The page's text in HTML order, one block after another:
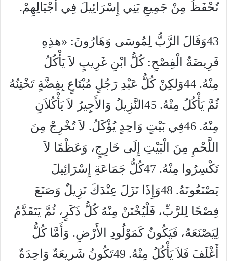
تُحْفَظُ مِنْ جَمِيعِ بَنِي إِسْرَائِيلَ فِي أَجْيَالِهِمْ.
43وَقَالَ الرَّبُّ لِمُوسَى وَهَارُونَ: «هذِهِ
فَرِيضَةُ الْفِصْحِ: كُلُّ ابْنِ غَرِيبٍ لاَ يَأْكُلُ
مِنْهُ. 44وَلكِنْ كُلُّ عَبْدِ رَجُلٍ مُبْتَاعٍ بِفِضَّةٍ تَخْتِنُهُ
ثُمَّ يَأْكُلُ مِنْهُ. 45النَّزِيلُ وَالأَجِيرُ لاَ يَأْكُلاَنِ
مِنْهُ. 46فِي بَيْتٍ وَاحِدٍ يُؤْكَلُ. لاَ تُخْرِجْ مِنَ
اللَّحْمِ مِنَ الْبَيْتِ إِلَى خَارِجٍ، وَعَظْمًا لاَ
تَكْسِرُوا مِنْهُ. 47كُلُّ جَمَاعَةِ إِسْرَائِيلَ
يَصْنَعُونَهُ. 48وَإِذَا نَزَلَ عِنْدَكَ نَزِيلٌ وَصَنَعَ
فِصْحًا لِلرَّبِّ، فَلْيُخْتَنْ مِنْهُ كُلُّ ذَكَرٍ، ثُمَّ يَتَقَدَّمُ
لِيَصْنَعَهُ، فَيَكُونُ كَمَوْلُودِ الأَرْضِ. وَأَمَّا كُلُّ
أَغْلَفَ فَلاَ يَأْكُلُ مِنْهُ. 49تَكُونُ شَرِيعَةٌ وَاحِدَةٌ